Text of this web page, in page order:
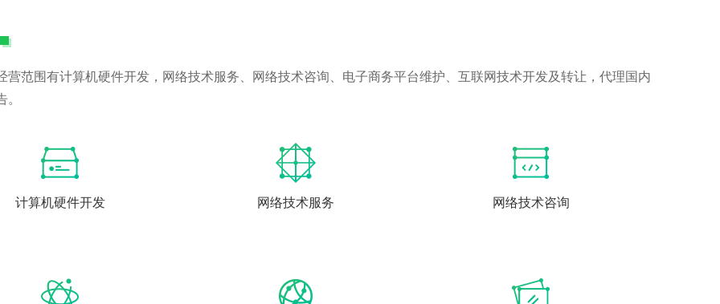
营范围有计算机硬件开发，网络技术服务、网络技术咨询、电子商务平台维护、互联网技术开发及转让，代理国内
。
计算机硬件开发 网络技术服务 网络技术咨询